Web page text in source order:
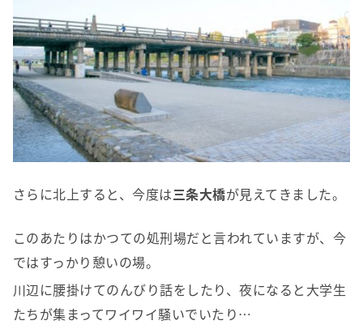
さらに北上すると、今度は三条大橋が見えてきました。
このあたりはかつての処刑場だと言われていますが、今
ではすっかり憩いの場。
川辺に腰掛けてのんびり話をしたり、夜になると大学生
たちが集まってワイワイ騒いでいたり…